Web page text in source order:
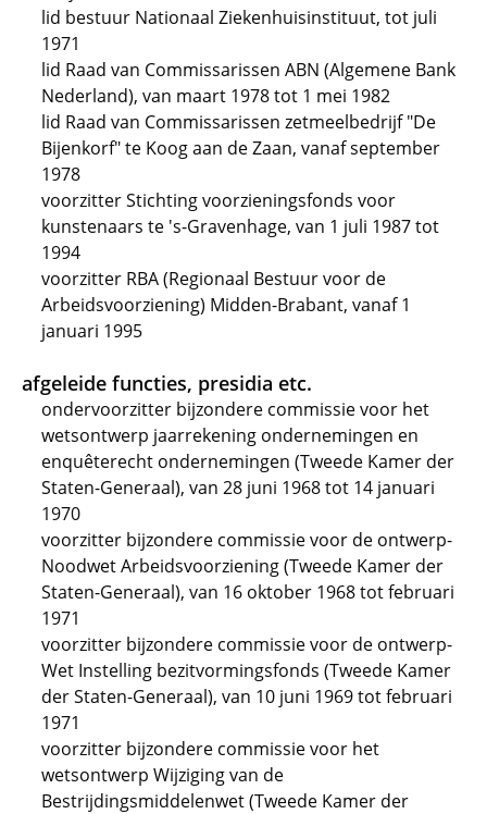
lid bestuur Nationaal Ziekenhuisinstituut, tot juli
1971
lid Raad van Commissarissen ABN (Algemene Bank
Nederland), van maart 1978 tot 1 mei 1982
lid Raad van Commissarissen zetmeelbedrijf "De
Bijenkorf" te Koog aan de Zaan, vanaf september
1978
voorzitter Stichting voorzieningsfonds voor
kunstenaars te 's-Gravenhage, van 1 juli 1987 tot
1994
voorzitter RBA (Regionaal Bestuur voor de
Arbeidsvoorziening) Midden-Brabant, vanaf 1
januari 1995
afgeleide functies, presidia etc.
ondervoorzitter bijzondere commissie voor het
wetsontwerp jaarrekening ondernemingen en
enquêterecht ondernemingen (Tweede Kamer der
Staten-Generaal), van 28 juni 1968 tot 14 januari
1970
voorzitter bijzondere commissie voor de ontwerp-
Noodwet Arbeidsvoorziening (Tweede Kamer der
Staten-Generaal), van 16 oktober 1968 tot februari
1971
voorzitter bijzondere commissie voor de ontwerp-
Wet Instelling bezitvormingsfonds (Tweede Kamer
der Staten-Generaal), van 10 juni 1969 tot februari
1971
voorzitter bijzondere commissie voor het
wetsontwerp Wijziging van de
Bestrijdingsmiddelenwet (Tweede Kamer der